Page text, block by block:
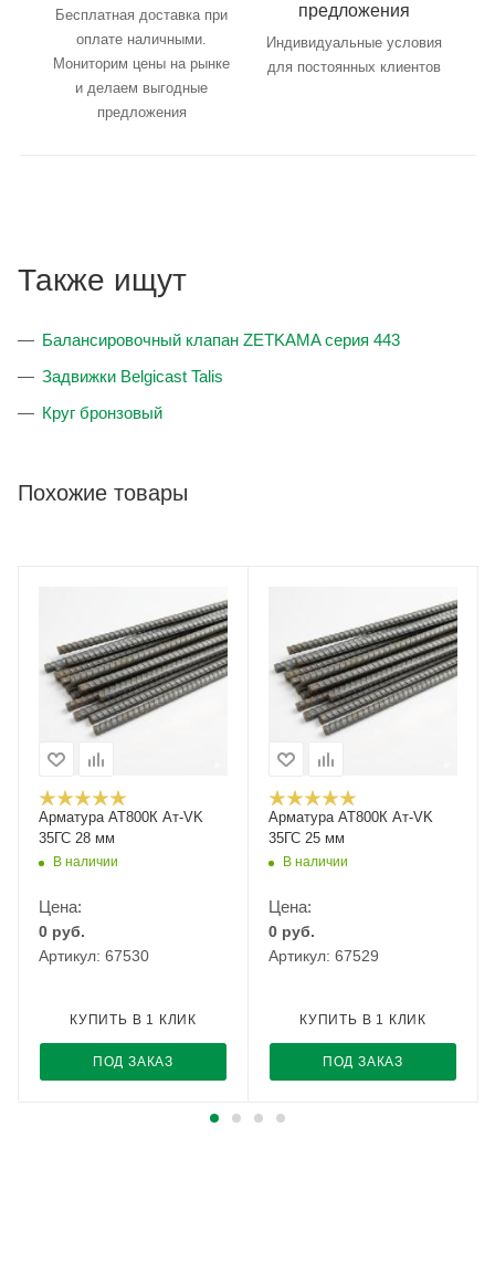
Бесплатная доставка при
оплате наличными.
Мониторим цены на рынке
и делаем выгодные
предложения
предложения
Индивидуальные условия
для постоянных клиентов
Также ищут
Балансировочный клапан ZETKAMA серия 443
Задвижки Belgicast Talis
Круг бронзовый
Похожие товары
Арматура АТ800К Ат-VK
35ГС 28 мм
В наличии
Цена:
0 руб.
Артикул: 67530
ПОД ЗАКАЗ
КУПИТЬ В 1 КЛИК
Арматура АТ800К Ат-VK
35ГС 25 мм
В наличии
Цена:
0 руб.
Артикул: 67529
ПОД ЗАКАЗ
КУПИТЬ В 1 КЛИК